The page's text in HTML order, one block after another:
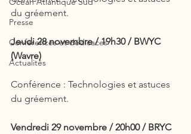
Presse
Conférences et dédicaces
Actualités
du gréement.
Jeudi 28 novembre / 19h30 / BWYC
(Wavre)
Conférence : Technologies et astuces
du gréement.
Vendredi 29 novembre / 20h00 / BRYC